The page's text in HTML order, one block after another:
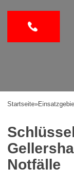
Startseite»
Notfälle